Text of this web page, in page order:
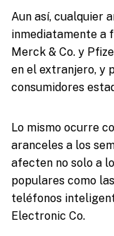
Aun así, cualquier
inmediatamente a
Merck & Co. y
en el extranjero, y
consumidores
Lo mismo ocurre
aranceles a los
afecten no solo a
populares como
teléfonos
Electronic Co.